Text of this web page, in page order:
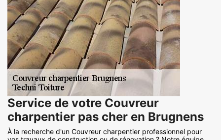
Service de votre Couvreur
charpentier pas cher en Brugnens
À la recherche d'un Couvreur charpentier professionnel pour